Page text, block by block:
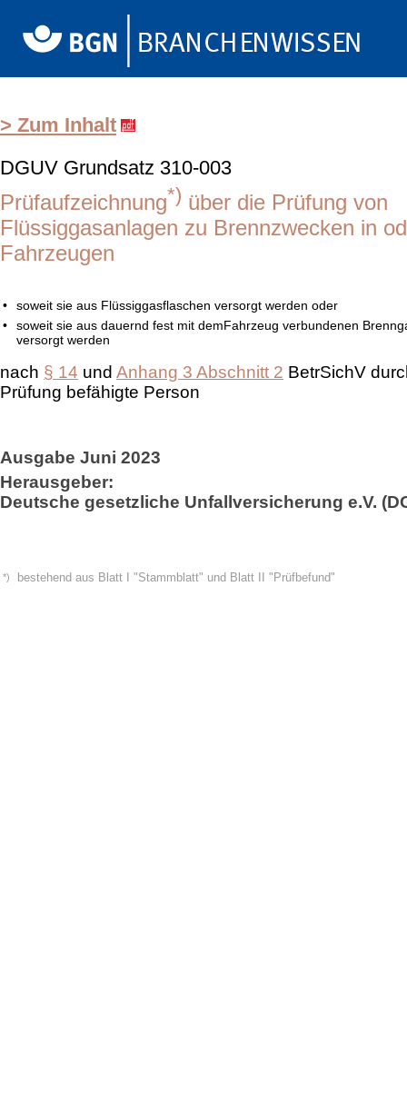
> Zum Inhalt
DGUV Grundsatz 310-003
Prüfaufzeichnung*) über die Prüfung von
Flüssiggasanlagen zu Brennzwecken in
Fahrzeugen
•
soweit sie aus Flüssiggasflaschen versorgt werden oder
•
soweit sie aus dauernd fest mit demFahrzeug verbundenen
versorgt werden
nach § 14 und Anhang 3 Abschnitt 2 BetrSichV
Prüfung befähigte Person
Ausgabe Juni 2023
Herausgeber:
Deutsche gesetzliche Unfallversicherung e.V.
*) bestehend aus Blatt I "Stammblatt" und Blatt II "Prüfbefund"